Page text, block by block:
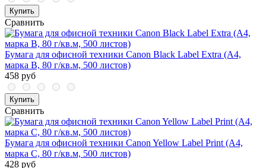
Купить
Сравнить
Бумага для офисной техники Canon Black Label Extra (А4,
марка B, 80 г/кв.м, 500 листов)
458 руб
Купить
Сравнить
Бумага для офисной техники Canon Yellow Label Print (А4,
марка C, 80 г/кв.м, 500 листов)
428 руб